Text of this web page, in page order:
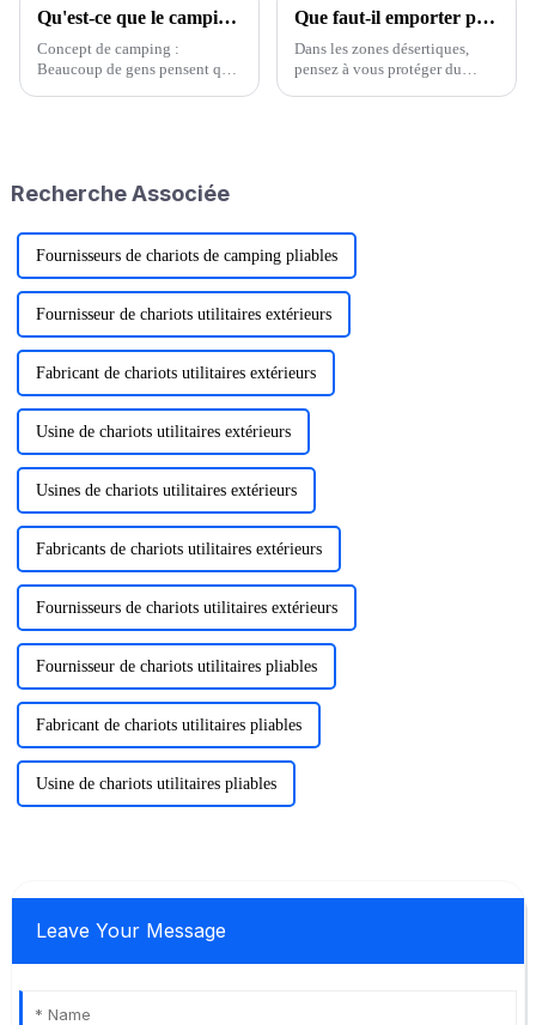
Qu'est-ce que le camping exactement ?
Concept de camping :
Beaucoup de gens pensent que
camping. Soit ils n'ont jamais
campeurs. Un campeur…
Que faut-il emporter pour camper dans le désert ?
Dans les zones désertiques,
pensez à vous protéger du
Recherche Associée
Fournisseurs de chariots de camping pliables
Fournisseur de chariots utilitaires extérieurs
Fabricant de chariots utilitaires extérieurs
Usine de chariots utilitaires extérieurs
Usines de chariots utilitaires extérieurs
Fabricants de chariots utilitaires extérieurs
Fournisseurs de chariots utilitaires extérieurs
Fournisseur de chariots utilitaires pliables
Fabricant de chariots utilitaires pliables
Usine de chariots utilitaires pliables
Leave Your Message